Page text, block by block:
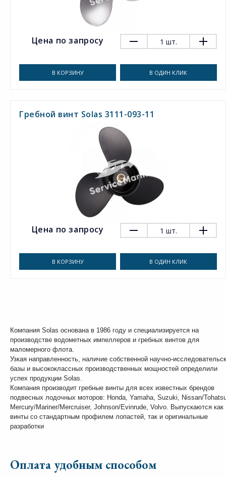
Цена по запросу 1 шт.
В КОРЗИНУ В ОДИН КЛИК
Гребной винт Solas 3111-093-11
Цена по запросу 1 шт.
В КОРЗИНУ В ОДИН КЛИК
Компания Solas основана в 1986 году и специализируется на
производстве водометных импеллеров и гребных винтов для
маломерного флота.
Узкая направленность, наличие собственной научно-
базы и высококлассных производственных мощностей определили
успех продукции Solas.
Компания производит гребные винты для всех известных брендов
подвесных лодочных моторов: Honda, Yamaha, Suzuki, Nissan/
Mercury/Mariner/Mercruiser, Johnson/Evinrude, Volvo. Выпускаются как
винты со стандартным профилем лопастей, так и оригинальные
разработки
Оплата удобным способом